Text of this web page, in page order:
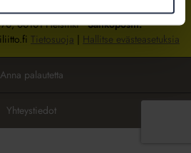
sijaitsee Hakaniemessä Helsingissä.
00101 HelsinkiSähköpostit:
Tietosuoja | Hallitse evästeasetuksia
Anna palautetta
Yhteystiedot